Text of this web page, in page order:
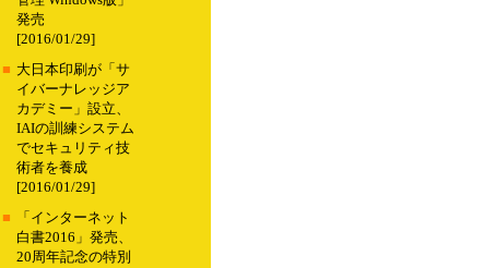
発売
[2016/01/29]
■ 大日本印刷が「サ
イバーナレッジア
カデミー」設立、
IAIの訓練システム
でセキュリティ技
術者を養成
[2016/01/29]
■
「インターネット
白書2016」発売、
20周年記念の特別